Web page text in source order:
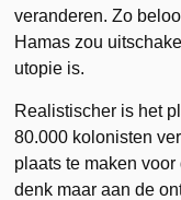
veranderen. Zo
Hamas zou
utopie is.
Realistischer is het
80.000 kolonisten
plaats te maken
denk maar aan de